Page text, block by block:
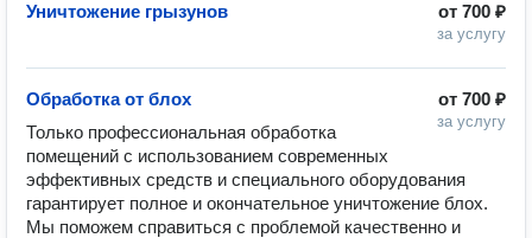
от 700 ₽
за услугу
Уничтожение грызунов
от 700 ₽
за услугу
Обработка от блох
Только профессиональная обработка
помещений с использованием современных
эффективных средств и специального оборудования
гарантирует полное и окончательное уничтожение блох.
Мы поможем справиться с проблемой качественно и